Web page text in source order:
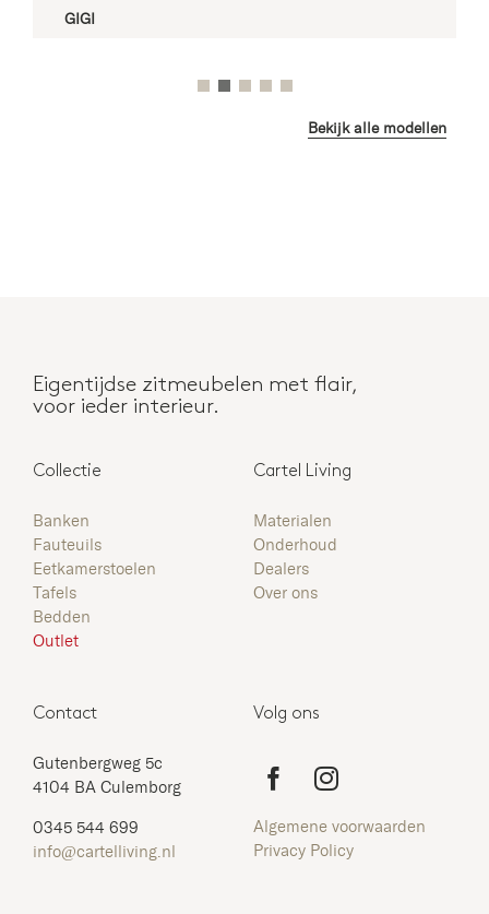
Bekijk alle modellen
Eigentijdse zitmeubelen met flair,
voor ieder interieur.
Collectie
Banken
Fauteuils
Eetkamerstoelen
Tafels
Bedden
Outlet
Cartel Living
Materialen
Onderhoud
Dealers
Over ons
Contact
Gutenbergweg 5c
4104 BA Culemborg
0345 544 699
info@cartelliving.nl
Volg ons
Algemene voorwaarden
Privacy Policy
Collectie
Materialen
Over ons
Dealers
Onderhoud
Contact
Dealer login